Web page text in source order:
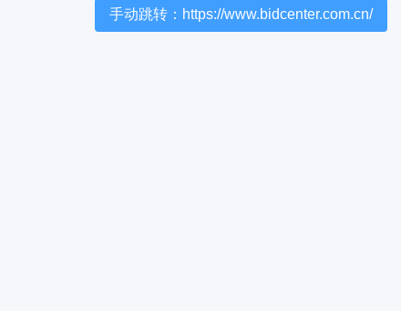
手动跳转：https://www.bidcenter.com.cn/